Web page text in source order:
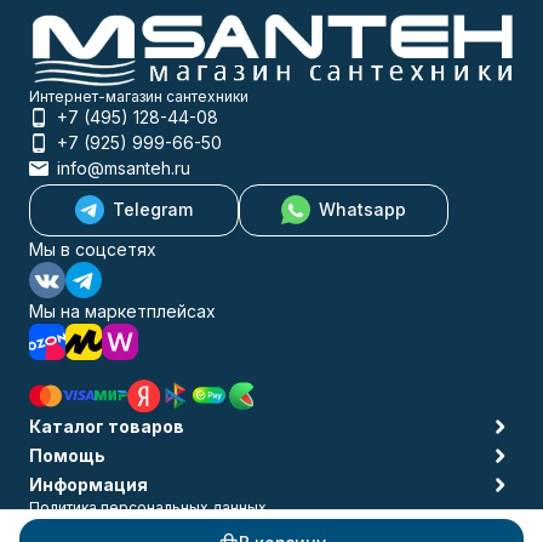
Интернет-магазин сантехники
+7 (495) 128-44-08
+7 (925) 999-66-50
info@msanteh.ru
Telegram
Whatsapp
Мы в соцсетях
Мы на маркетплейсах
Каталог товаров
Помощь
Информация
Политика персональных данных
© 2009-2026 MSANTEH